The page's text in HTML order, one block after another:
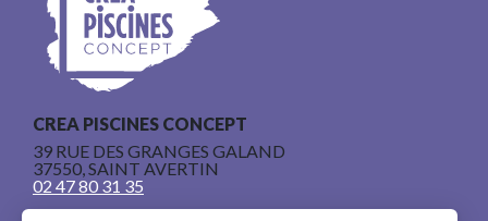
CREA PISCINES CONCEPT
39 RUE DES GRANGES GALAND
37550, SAINT AVERTIN
02 47 80 31 35